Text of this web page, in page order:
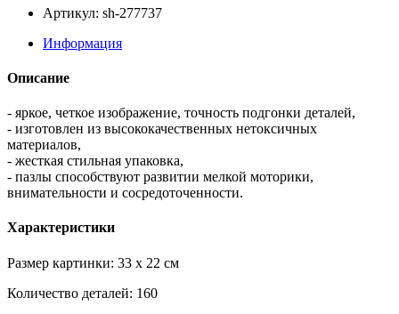
Артикул: sh-277737
Информация
Описание
- яркое, четкое изображение, точность подгонки деталей,
- изготовлен из высококачественных нетоксичных
материалов,
- жесткая стильная упаковка,
- пазлы способствуют развитии мелкой моторики,
внимательности и сосредоточенности.
Характеристики
Размер картинки: 33 x 22 см
Количество деталей: 160